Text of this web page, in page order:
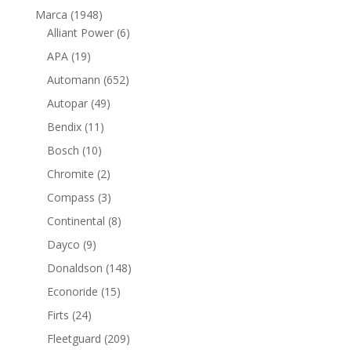
productos
Marca 19481948
productos
Alliant Power 66
APA 1919
productos
Automann 652652
Autopar 4949
Bendix 11 11
productos
Bosch 1010
productos
Chromite 22
productos
Compass 33
productos
Continental 88
Dayco 99
productos
Donaldson 148148
Econoride 1515
Firts 2424
productos
Fleetguard 209209